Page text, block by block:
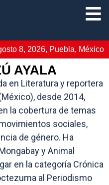
8, 2026, Puebla, México
AYALA
en Literatura y reportera
desde 2014,
la cobertura de temas
sociales,
de género. Ha
y Animal
en la categoría Crónica
al Periodismo